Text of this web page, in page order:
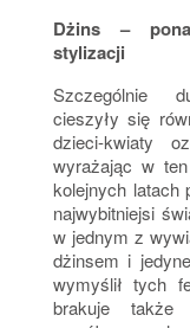
Dżins –
stylizacji
Szczególnie
cieszyły się
dzieci-kwiaty
wyrażając w
kolejnych latach
najwybitniejsi
w jednym z
dżinsem i
wymyślił tych
brakuje także